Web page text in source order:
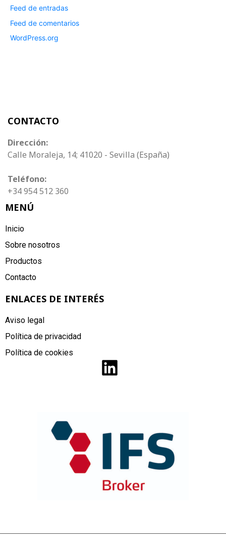
Feed de entradas
Feed de comentarios
WordPress.org
CONTACTO
Dirección:
Calle Moraleja, 14; 41020 - Sevilla (España)
Teléfono:
+34 954 512 360
MENÚ
Inicio
Sobre nosotros
Productos
Contacto
ENLACES DE INTERÉS
Aviso legal
Política de privacidad
Política de cookies